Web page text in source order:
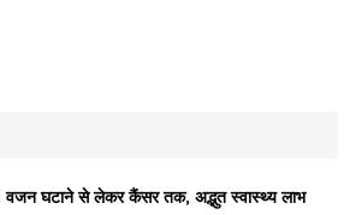
वजन घटाने से लेकर कैंसर तक, अद्भुत स्वास्थ्य लाभ